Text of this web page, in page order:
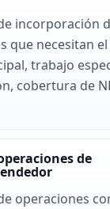
incorporación
que necesitan
trabajo
cobertura de
de
operaciones